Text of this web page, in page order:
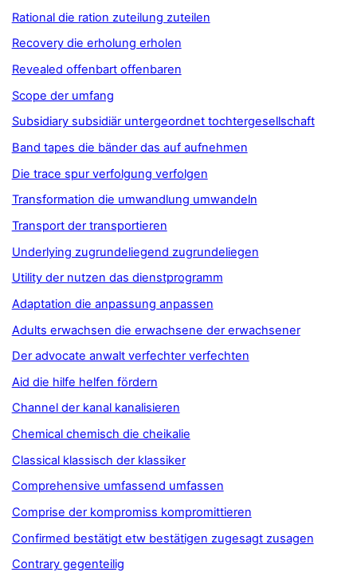
Rational die ration zuteilung zuteilen
Recovery die erholung erholen
Revealed offenbart offenbaren
Scope der umfang
Subsidiary subsidiär untergeordnet tochtergesellschaft
Band tapes die bänder das auf aufnehmen
Die trace spur verfolgung verfolgen
Transformation die umwandlung umwandeln
Transport der transportieren
Underlying zugrundeliegend zugrundeliegen
Utility der nutzen das dienstprogramm
Adaptation die anpassung anpassen
Adults erwachsen die erwachsene der erwachsener
Der advocate anwalt verfechter verfechten
Aid die hilfe helfen fördern
Channel der kanal kanalisieren
Chemical chemisch die cheikalie
Classical klassisch der klassiker
Comprehensive umfassend umfassen
Comprise der kompromiss kompromittieren
Confirmed bestätigt etw bestätigen zugesagt zusagen
Contrary gegenteilig